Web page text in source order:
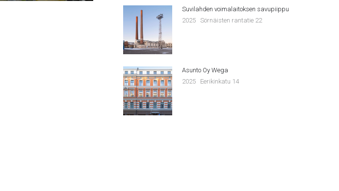
Suvilahden voimalaitoksen savupiippu
2025 Sörnäisten rantatie 22
Asunto Oy Wega
2025
Eerikinkatu 14